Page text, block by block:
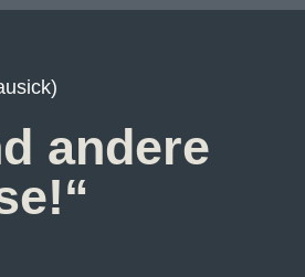
andere